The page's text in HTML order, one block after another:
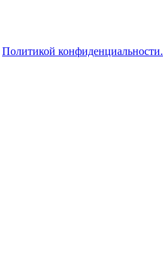
Политикой конфиденциальности.